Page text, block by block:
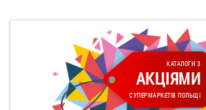
КАТАЛОГИ З
АКЦІЯМИ
СУПЕРМАРКЕТІВ ПОЛЬЩІ